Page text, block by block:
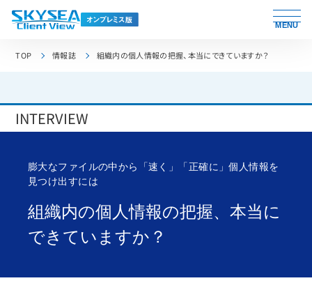
MENU
TOP 情報誌 組織内の個人情報の把握、本当にできていますか？
INTERVIEW
膨大なファイルの中から「速く」「正確に」個人情報を
見つけ出すには
組織内の個人情報の把握、 本当に
できていますか？